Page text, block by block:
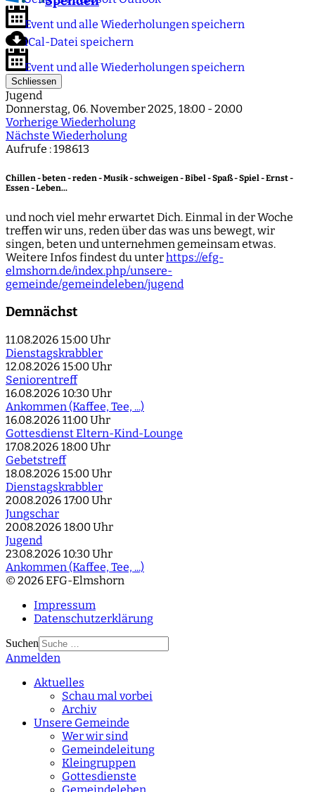
Event und alle Wiederholungen speichern
iCal-Datei speichern
Event und alle Wiederholungen speichern
Schliessen
Jugend
Donnerstag, 06. November 2025, 18:00 - 20:00
Vorherige Wiederholung
Nächste Wiederholung
Aufrufe : 198613
Chillen - beten - reden - Musik - schweigen - Bibel - Spaß - Spiel - Ernst -
Essen - Leben...
und noch viel mehr erwartet Dich. Einmal in der Woche
treffen wir uns, reden über das was uns bewegt, wir
singen, beten und unternehmen gemeinsam etwas.
Weitere Infos findest du unterhttps://efg-
elmshorn.de/index.php/unsere-
gemeinde/gemeindeleben/jugend
Demnächst
11.08.2026 15:00 Uhr
Dienstagskrabbler
12.08.2026 15:00 Uhr
Seniorentreff
16.08.2026 10:30 Uhr
Ankommen (Kaffee, Tee, ...)
16.08.2026 11:00 Uhr
Gottesdienst Eltern-Kind-Lounge
17.08.2026 18:00 Uhr
Gebetstreff
18.08.2026 15:00 Uhr
Dienstagskrabbler
20.08.2026 17:00 Uhr
Jungschar
20.08.2026 18:00 Uhr
Jugend
23.08.2026 10:30 Uhr
Ankommen (Kaffee, Tee, ...)
© 2026 EFG-Elmshorn
Impressum
Datenschutzerklärung
Suchen
Type 2 or more
Anmelden
Aktuelles
Schau mal vorbei
Archiv
Unsere Gemeinde
Wer wir sind
Gemeindeleitung
Kleingruppen
Gottesdienste